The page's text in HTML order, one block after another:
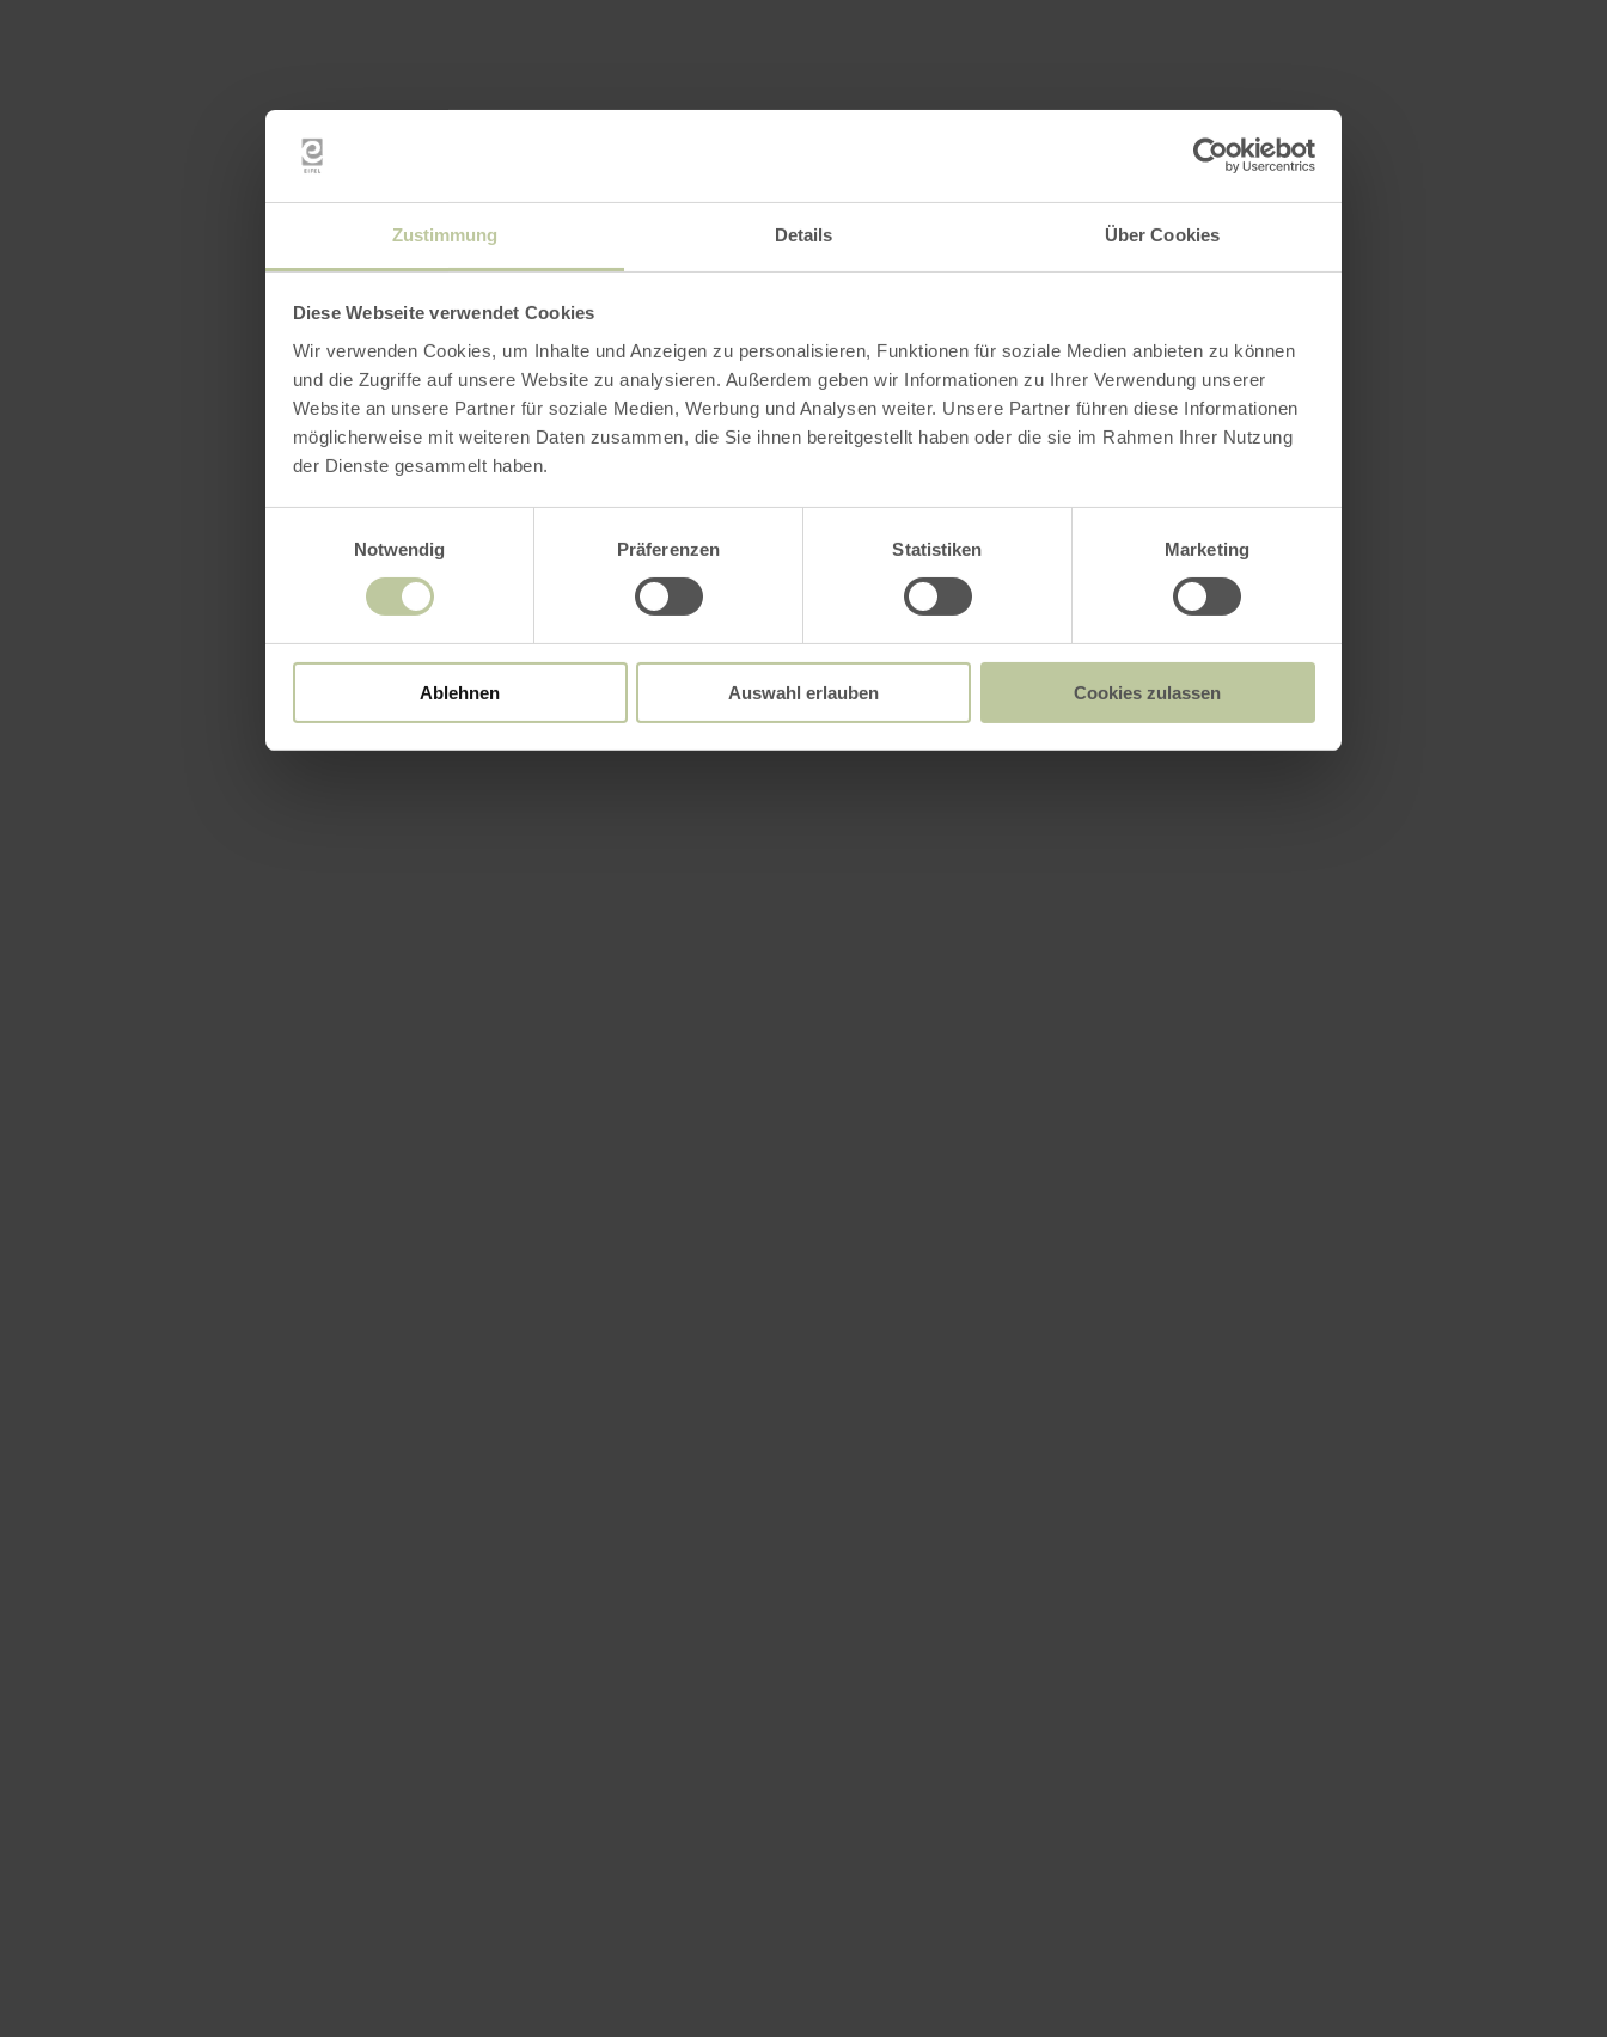
Zustimmung Details Über Cookies
Diese Webseite verwendet Cookies
Wir verwenden Cookies, um Inhalte und Anzeigen zu personalisieren, Funktionen für soziale Medien anbieten zu können
und die Zugriffe auf unsere Website zu analysieren. Außerdem geben wir Informationen zu Ihrer Verwendung unserer
Website an unsere Partner für soziale Medien, Werbung und Analysen weiter. Unsere Partner führen diese Informationen
möglicherweise mit weiteren Daten zusammen, die Sie ihnen bereitgestellt haben oder die sie im Rahmen Ihrer Nutzung
der Dienste gesammelt haben.
Notwendig
Präferenzen Statistiken Marketing
Ablehnen Auswahl erlauben Cookies zulassen